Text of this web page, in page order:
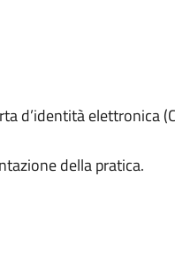
d’identità elettronica
della pratica.